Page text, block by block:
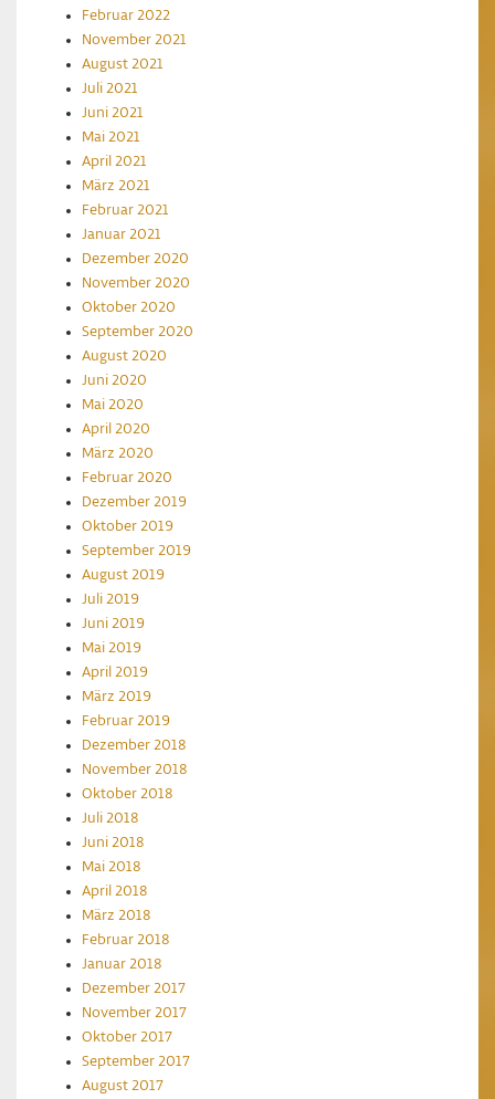
Februar 2022
November 2021
August 2021
Juli 2021
Juni 2021
Mai 2021
April 2021
März 2021
Februar 2021
Januar 2021
Dezember 2020
November 2020
Oktober 2020
September 2020
August 2020
Juni 2020
Mai 2020
April 2020
März 2020
Februar 2020
Dezember 2019
Oktober 2019
September 2019
August 2019
Juli 2019
Juni 2019
Mai 2019
April 2019
März 2019
Februar 2019
Dezember 2018
November 2018
Oktober 2018
Juli 2018
Juni 2018
Mai 2018
April 2018
März 2018
Februar 2018
Januar 2018
Dezember 2017
November 2017
Oktober 2017
September 2017
August 2017